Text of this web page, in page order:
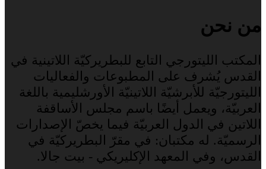
من نحن
المكتب الليتورجي التابع للبطريركيّة اللاتينية في
القدس يُشرف على المطبوعات والفعاليات
الليتورجيّة للأبرشيّة اللاتينيّة الأورشليمية باللغة
العربيّة، ويعمل أيضًا باسم مجلس الأساقفة
اللاتين في الدول العربيّة فيما يخصّ الإصدارات
الرسميّة. له مكتبان: في مقرّ البطريركيّة في
القدس، وفي المعهد الإكليريكي - بيت جالا.